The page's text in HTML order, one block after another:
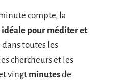
compte, la
pour méditer et
dans toutes les
chercheurs et les
vingt minutesde